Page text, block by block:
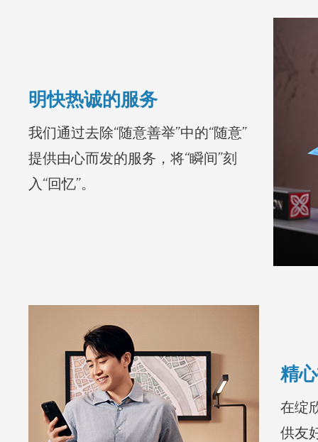
明快热诚的服务
我们通过去除“随意善举”中的“随意”
提供由心而发的服务，将“瞬间”刻
入“回忆”。
精
在绽
供友